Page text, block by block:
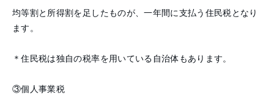
均等割と所得割を足したものが、一年間に支払う住民税となり
ます。
＊住民税は独自の税率を用いている自治体もあります。
③個人事業税